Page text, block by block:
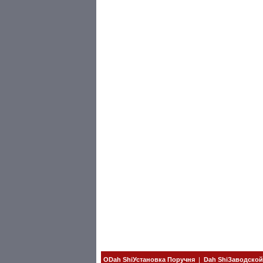
ОDah ShiУстановка Поручня | Dah